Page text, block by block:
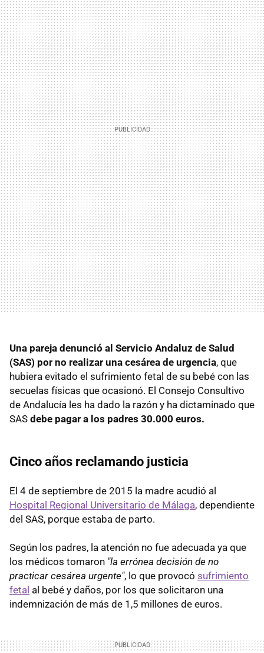
Una pareja denunció al Servicio Andaluz de Salud
(SAS) por no realizar una cesárea de urgencia, que
hubiera evitado el sufrimiento fetal de su bebé con las
secuelas físicas que ocasionó. El Consejo Consultivo
de Andalucía les ha dado la razón y ha dictaminado que
SAS debe pagar a los padres 30.000 euros.
Cinco años reclamando justicia
El 4 de septiembre de 2015 la madre acudió al
Hospital Regional Universitario de Málaga, dependiente
del SAS, porque estaba de parto.
Según los padres, la atención no fue adecuada ya que
los médicos tomaron "la errónea decisión de no
practicar cesárea urgente", lo que provocó sufrimiento
fetal al bebé y daños, por los que solicitaron una
indemnización de más de 1,5 millones de euros.